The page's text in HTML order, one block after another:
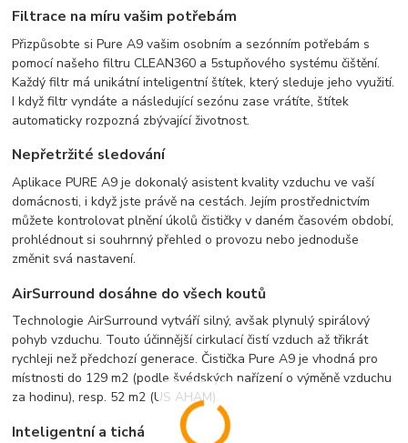
Filtrace na míru vašim potřebám
Přizpůsobte si Pure A9 vašim osobním a sezónním potřebám s
pomocí našeho filtru CLEAN360 a 5stupňového systému čištění.
Každý filtr má unikátní inteligentní štítek, který sleduje jeho využití.
I když filtr vyndáte a následující sezónu zase vrátíte, štítek
automaticky rozpozná zbývající životnost.
Nepřetržité sledování
Aplikace PURE A9 je dokonalý asistent kvality vzduchu ve vaší
domácnosti, i když jste právě na cestách. Jejím prostřednictvím
můžete kontrolovat plnění úkolů čističky v daném časovém období,
prohlédnout si souhrnný přehled o provozu nebo jednoduše
změnit svá nastavení.
AirSurround dosáhne do všech koutů
Technologie AirSurround vytváří silný, avšak plynulý spirálový
pohyb vzduchu. Touto účinnější cirkulací čistí vzduch až třikrát
rychleji než předchozí generace. Čistička Pure A9 je vhodná pro
místnosti do 129 m2 (podle švédských nařízení o výměně vzduchu
za hodinu), resp. 52 m2 (US AHAM).
Inteligentní a tichá